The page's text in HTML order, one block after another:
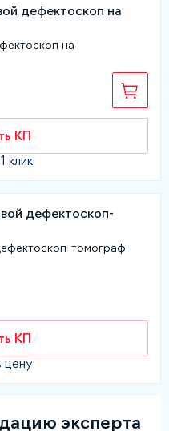
на
КП
клик
томограф
КП
цену
эксперта